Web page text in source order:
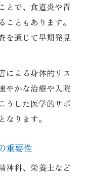
サポート
摂食障害支援
科の相談窓口
食障害サポー
携の治療体制
ポート特徴
法の基本と意
とで、食道炎や胃
ともあります。
を通じて早期発見
による身体的リス
やかな治療や入院
うした医学的サポ
ります。
重要性
神科、栄養士など